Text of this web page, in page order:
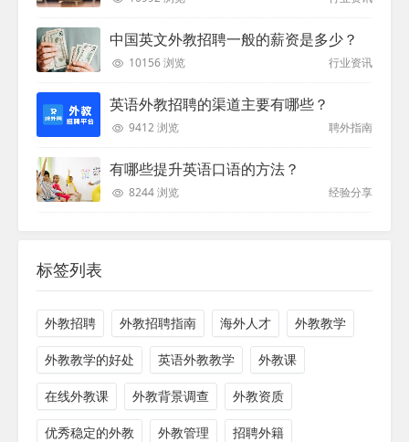
中国英文外教招聘一般的薪资是多少？
10156 浏览 行业资讯
英语外教招聘的渠道主要有哪些？
9412 浏览 聘外指南
有哪些提升英语口语的方法？
8244 浏览 经验分享
标签列表
外教招聘 外教招聘指南 海外人才 外教教学
外教教学的好处 英语外教教学 外教课
在线外教课 外教背景调查 外教资质
优秀稳定的外教 外教管理 招聘外籍